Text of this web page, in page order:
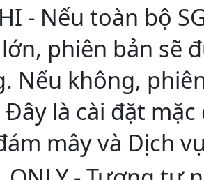
- Nếu toàn bộ
phiên bản sẽ
Nếu không,
là cài đặt
mây và Dịch